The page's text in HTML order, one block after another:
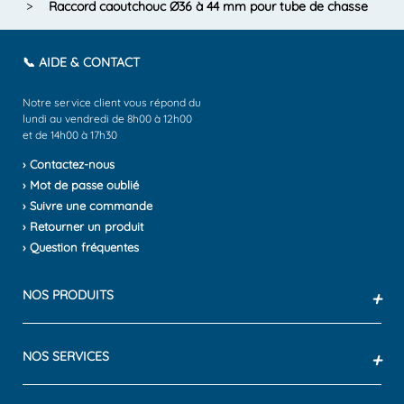
>
Raccord caoutchouc Ø36 à 44 mm pour tube de chasse
📞 AIDE & CONTACT
Notre service client vous répond du
lundi au vendredi de 8h00 à 12h00
et de 14h00 à 17h30
› Contactez-nous
› Mot de passe oublié
› Suivre une commande
› Retourner un produit
› Question fréquentes
NOS PRODUITS +
NOS SERVICES +